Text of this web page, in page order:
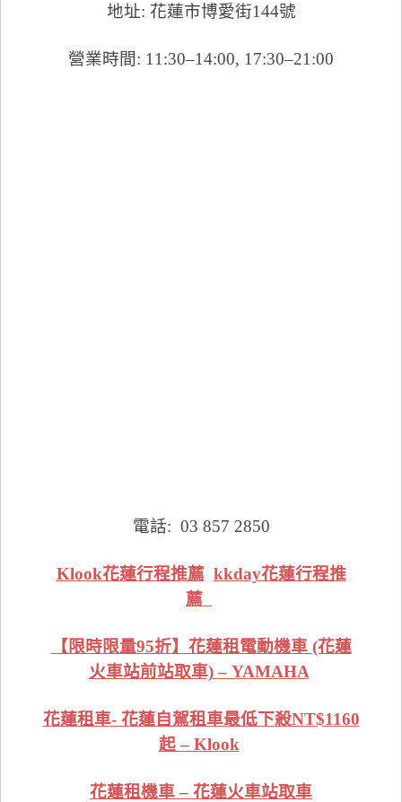
地址: 花蓮市博愛街144號
營業時間: 11:30–14:00, 17:30–21:00
電話: 03 857 2850
Klook花蓮行程推薦 kkday花蓮行程推
薦
【限時限量95折】花蓮租電動機車 (花蓮
火車站前站取車) – YAMAHA
花蓮租車- 花蓮自駕租車最低下殺NT$1160
起 – Klook
花蓮租機車 – 花蓮火車站取車